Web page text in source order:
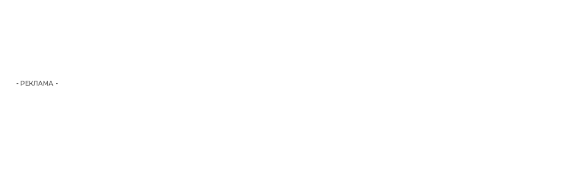
- РЕКЛАМА -